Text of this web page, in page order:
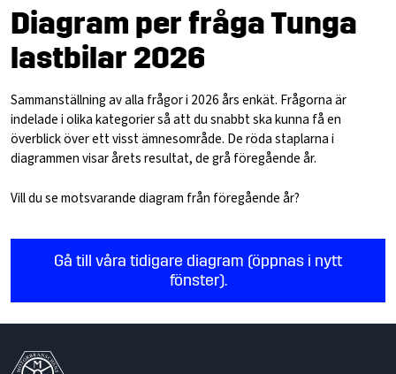
Diagram per fråga Tunga
lastbilar 2026
Sammanställning av alla frågor i 2026 års enkät. Frågorna är
indelade i olika kategorier så att du snabbt ska kunna få en
överblick över ett visst ämnesområde. De röda staplarna i
diagrammen visar årets resultat, de grå föregående år.
Vill du se motsvarande diagram från föregående år?
Gå till våra tidigare diagram (öppnas i nytt
fönster).